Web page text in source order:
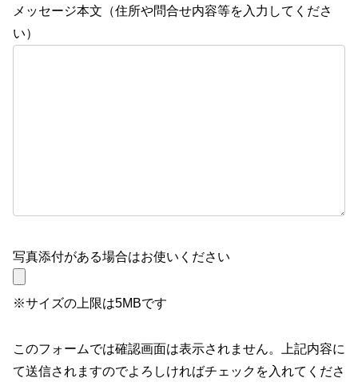
メッセージ本文（住所や問合せ内容等を入力してくださ
い）
写真添付がある場合はお使いください
※サイズの上限は5MBです
このフォームでは確認画面は表示されません。上記内容に
て送信されますのでよろしければチェックを入れてくださ